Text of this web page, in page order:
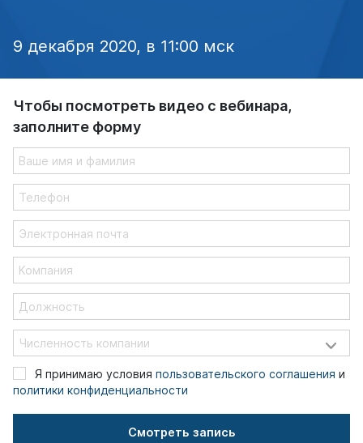
9 декабря 2020, в 11:00 мск
Чтобы посмотреть видео с вебинара,
заполните форму
Ваше
имя
и фамилия
Телефон
Электронная
почта
Компания
Должность
Я принимаю условия пользовательского соглашения и
политики конфиденциальности
Смотреть запись